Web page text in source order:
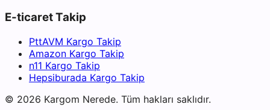
E-ticaret Takip
PttAVM Kargo Takip
Amazon Kargo Takip
n11 Kargo Takip
Hepsiburada Kargo Takip
© 2026 Kargom Nerede. Tüm hakları saklıdır.